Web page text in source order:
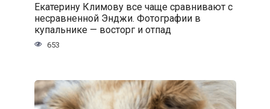
Екатерину Климову все чаще сравнивают с
несравненной Энджи. Фотографии в
купальнике — восторг и отпад
653